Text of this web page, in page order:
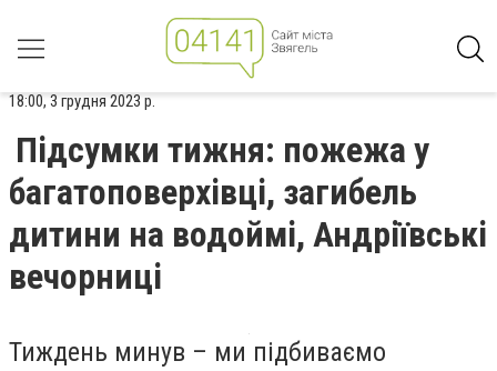
18:00, 3 грудня 2023 р.
Підсумки тижня: пожежа у
багатоповерхівці, загибель
дитини на водоймі, Андріївські
вечорниці
Тиждень минув – ми підбиваємо